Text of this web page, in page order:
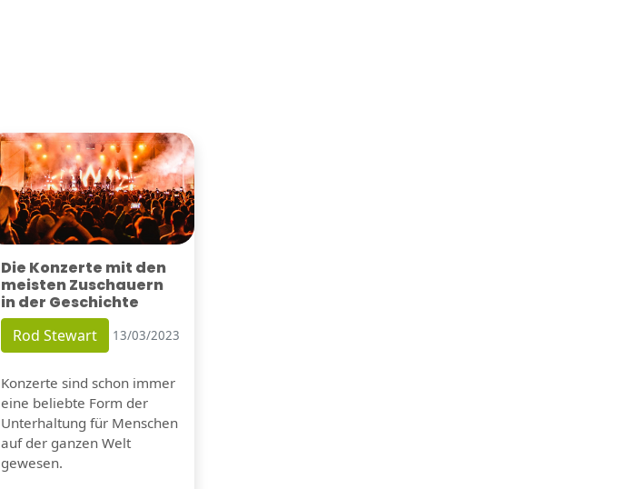
Die Konzerte mit den
meisten Zuschauern
in der Geschichte
Rod Stewart 13/03/2023
Konzerte sind schon immer
eine beliebte Form der
Unterhaltung für Menschen
auf der ganzen Welt
gewesen.